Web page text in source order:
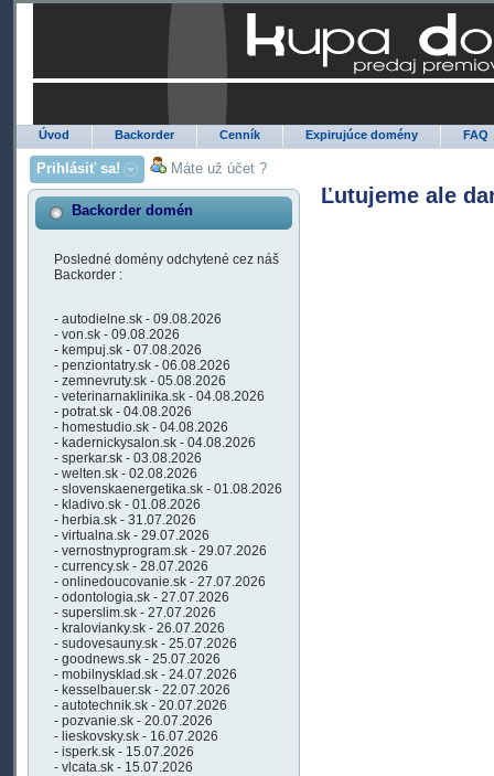
Úvod Backorder Cenník Expirujúce domény FAQ
Prihlásiť sa! Máte už účet ?
Backorder domén
Posledné domény odchytené cez náš
Backorder :
- autodielne.sk - 09.08.2026
- von.sk - 09.08.2026
- kempuj.sk - 07.08.2026
- penziontatry.sk - 06.08.2026
- zemnevruty.sk - 05.08.2026
- veterinarnaklinika.sk - 04.08.2026
- potrat.sk - 04.08.2026
- homestudio.sk - 04.08.2026
- kadernickysalon.sk - 04.08.2026
- sperkar.sk - 03.08.2026
- welten.sk - 02.08.2026
- slovenskaenergetika.sk - 01.08.2026
- kladivo.sk - 01.08.2026
- herbia.sk - 31.07.2026
- virtualna.sk - 29.07.2026
- vernostnyprogram.sk - 29.07.2026
- currency.sk - 28.07.2026
- onlinedoucovanie.sk - 27.07.2026
- odontologia.sk - 27.07.2026
- superslim.sk - 27.07.2026
- kralovianky.sk - 26.07.2026
- sudovesauny.sk - 25.07.2026
- goodnews.sk - 25.07.2026
- mobilnysklad.sk - 24.07.2026
- kesselbauer.sk - 22.07.2026
- autotechnik.sk - 20.07.2026
- pozvanie.sk - 20.07.2026
- lieskovsky.sk - 16.07.2026
- isperk.sk - 15.07.2026
- vlcata.sk - 15.07.2026
Ľutujeme ale